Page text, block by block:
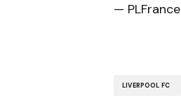
—
LIVERPOOL FC